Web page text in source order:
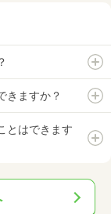
きますか？
とはできます